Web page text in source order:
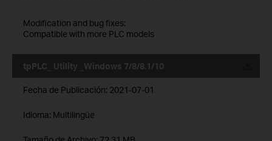
Modification and bug fixes:
Compatible with more PLC models
tpPLC_ Utility _Windows 7/8/8.1/10
Fecha de Publicación: 2021-07-01
Idioma: Multilingüe